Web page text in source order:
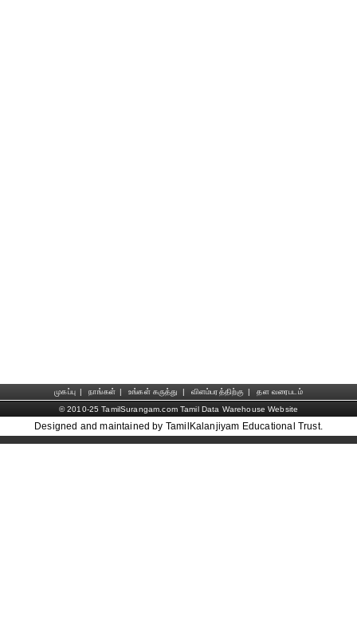
முகப்பு | நாங்கள் | உங்கள் கருத்து | விளம்பரத்திற்கு |
தள வரைபடம்
© 2010-25 TamilSurangam.com Tamil Data Warehouse Website
Designed and maintained by TamilKalanjiyam Educational Trust.